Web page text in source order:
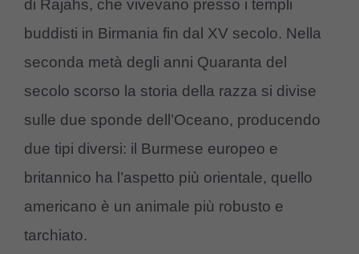
di Rajahs, che vivevano presso i templi
buddisti in Birmania fin dal XV secolo. Nella
seconda metà degli anni Quaranta del
secolo scorso la storia della razza si divise
sulle due sponde dell’Oceano, producendo
due tipi diversi: il Burmese europeo e
britannico ha l’aspetto più orientale, quello
americano è un animale più robusto e
tarchiato.